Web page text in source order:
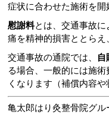
症状に合わせた施術を開
慰謝料とは、交通事故
痛を精神的損害ととらえ
交通事故の通院では、 自
る場合、一般的には施
くなります（補償内容や
亀太郎はり灸整骨院グ